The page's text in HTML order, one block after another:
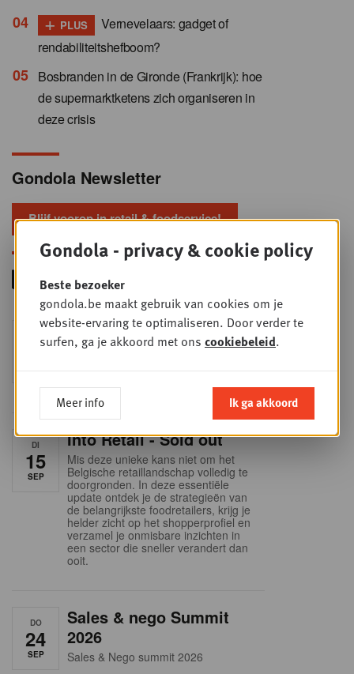
+ PLUS
Vernevelaars: gadget of
rendabiliteitshefboom?
Bosbranden in de Gironde (Frankrijk): hoe
de supermarktketens zich organiseren in
deze crisis
Gondola Newsletter
Blijf voorop in retail & foodservice!
9
Foodservice - Joint
business planning
DI
15
SEP
Into Retail - Sold out
Mis deze unieke kans niet om het
Belgische retaillandschap volledig te
doorgronden. In deze essentiële
update ontdek je de strategieën van
de belangrijkste foodretailers, krijg je
helder zicht op het shopperprofiel en
verzamel je onmisbare inzichten in
een sector die sneller verandert dan
ooit.
DO
24
SEP
Sales & nego Summit
2026
Sales & Nego summit 2026
Gondola - privacy & cookie policy
Beste bezoeker
gondola.be maakt gebruik van cookies om je
website-ervaring te optimaliseren. Door verder te
surfen, ga je akkoord met ons cookiebeleid.
Meer info Ik ga akkoord